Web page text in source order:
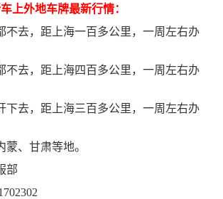
上外地车牌最新行情：
不去，距上海一百多公里，一周左右办
不去，距上海四百多公里，一周左右办
下去，距上海三百多公里，一周左右办
、甘肃等地。
部